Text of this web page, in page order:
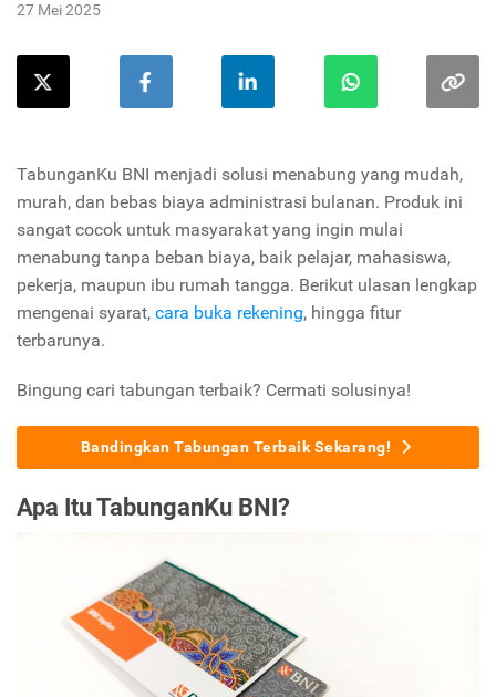
27 Mei 2025
TabunganKu BNI menjadi solusi menabung yang mudah,
murah, dan bebas biaya administrasi bulanan. Produk ini
sangat cocok untuk masyarakat yang ingin mulai
menabung tanpa beban biaya, baik pelajar, mahasiswa,
pekerja, maupun ibu rumah tangga. Berikut ulasan lengkap
mengenai syarat, cara buka rekening, hingga fitur
terbarunya.
Bingung cari tabungan terbaik? Cermati solusinya!
Bandingkan Tabungan Terbaik Sekarang!
Apa Itu TabunganKu BNI?